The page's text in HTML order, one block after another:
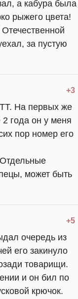
а кабура была
рыжего цвета!
за пустую
+3
На первых же
2 года он у меня
пор номер его
может быть
+5
очередь из
его закинуло
товарищи.
и он бил по
крючок.